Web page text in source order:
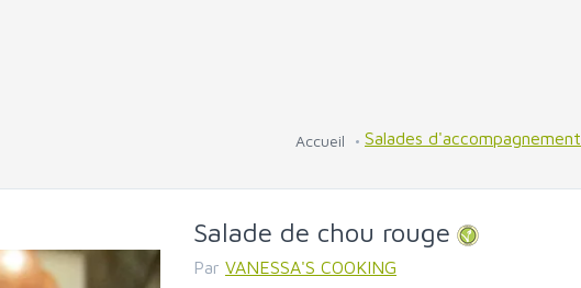
Accueil Salades d'accompagnement
Salade de chou rouge
Par VANESSA'S COOKING